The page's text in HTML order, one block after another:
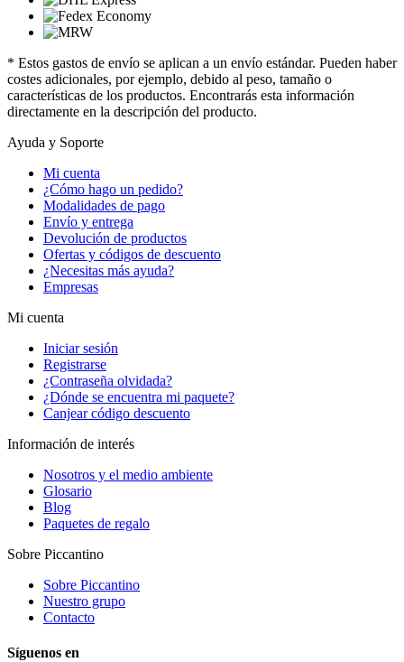
* Estos gastos de envío se aplican a un envío estándar. Pueden haber
costes adicionales, por ejemplo, debido al peso, tamaño o
características de los productos. Encontrarás esta información
directamente en la descripción del producto.
Ayuda y Soporte
Mi cuenta
¿Cómo hago un pedido?
Modalidades de pago
Envío y entrega
Devolución de productos
Ofertas y códigos de descuento
¿Necesitas más ayuda?
Empresas
Mi cuenta
Iniciar sesión
Registrarse
¿Contraseña olvidada?
¿Dónde se encuentra mi paquete?
Canjear código descuento
Información de interés
Nosotros y el medio ambiente
Glosario
Blog
Paquetes de regalo
Sobre Piccantino
Sobre Piccantino
Nuestro grupo
Contacto
Síguenos en